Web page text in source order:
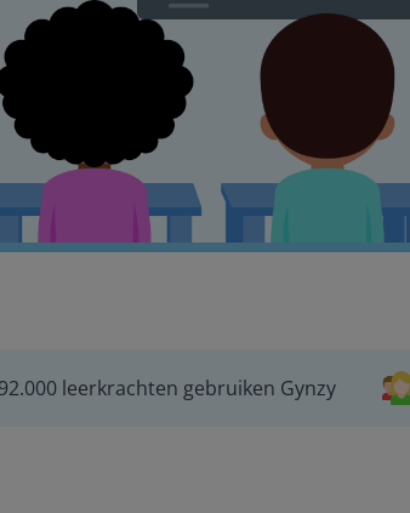
92.000 leerkrachten gebruiken Gynzy